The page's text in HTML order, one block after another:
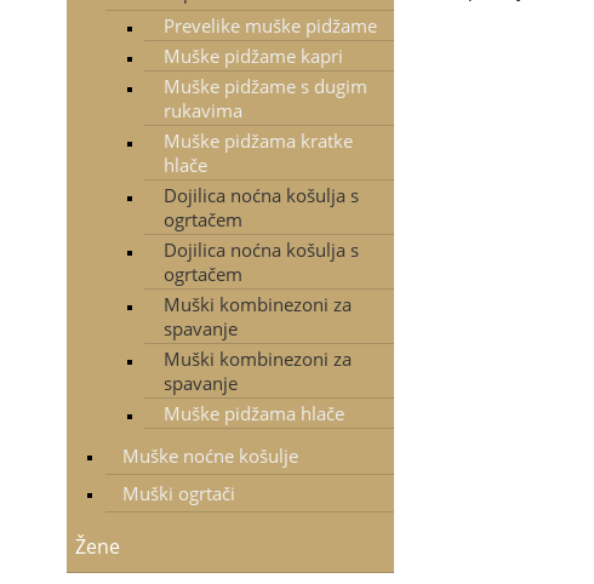
Prevelike muške pidžame
Muške pidžame kapri
Muške pidžame s dugim
rukavima
Muške pidžama kratke
hlače
Dojilica noćna košulja s
ogrtačem
Dojilica noćna košulja s
ogrtačem
Muški kombinezoni za
spavanje
Muški kombinezoni za
spavanje
Muške pidžama hlače
Muške noćne košulje
Muški ogrtači
Žene